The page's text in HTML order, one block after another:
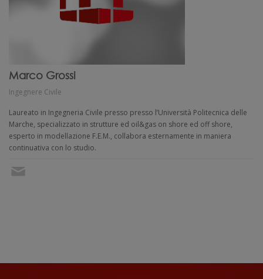
Marco Grossi
Ingegnere Civile
Laureato in Ingegneria Civile presso presso l’Università Politecnica delle
Marche, specializzato in strutture ed oil&gas on shore ed off shore,
esperto in modellazione F.E.M., collabora esternamente in maniera
continuativa con lo studio.